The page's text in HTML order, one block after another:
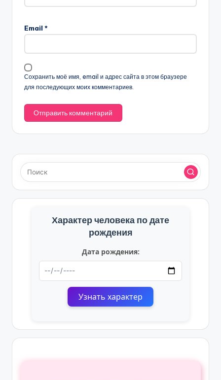
Email *
Сохранить моё имя, email и адрес сайта в этом браузере
для последующих моих комментариев.
Характер человека по дате
рождения
Дата рождения:
Узнать характер